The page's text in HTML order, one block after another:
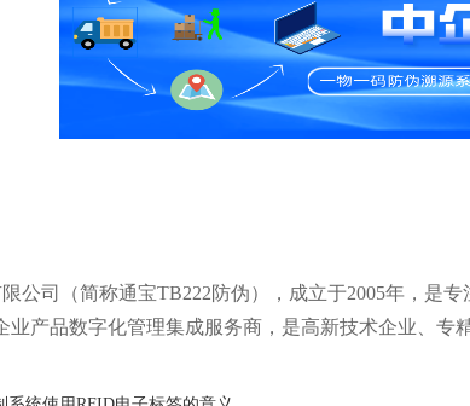
公司（简称通宝TB222防伪），成立于2005年，是
产品数字化管理集成服务商，是高新技术企业、专